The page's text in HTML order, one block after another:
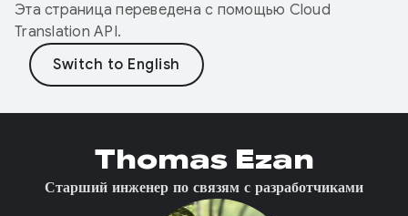
Эта страница переведена с помощью Cloud
Translation API.
Thomas Ezan
Старший инженер по связям с разработчиками